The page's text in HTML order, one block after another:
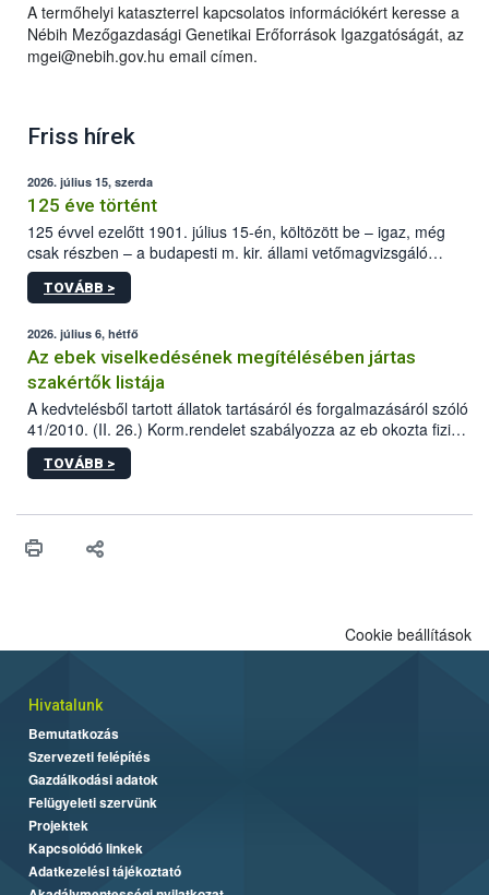
A termőhelyi kataszterrel kapcsolatos információkért keresse a
Nébih Mezőgazdasági Genetikai Erőforrások Igazgatóságát, az
mgei@nebih.gov.hu email címen.
Friss hírek
2026. július 15, szerda
125 éve történt
125 évvel ezelőtt 1901. július 15-én, költözött be – igaz, még
csak részben – a budapesti m. kir. állami vetőmagvizsgáló
állomás a Kis Rókus utca 15. szám alatti, Czigler Győző által
tervezett új épületébe.
TOVÁBB >
2026. július 6, hétfő
Az ebek viselkedésének megítélésében jártas
szakértők listája
A kedvtelésből tartott állatok tartásáról és forgalmazásáról szóló
41/2010. (II. 26.) Korm.rendelet szabályozza az eb okozta fizikai
sérülés, illetve ennek veszélye keletkezésekor felmerülő
hatósági feladatokat, valamint a veszélyes eb tartását és annak
vonni az ebek viselkedésének megítélésében jártas szakértőt.
TOVÁBB >
Cookie beállítások
Hivatalunk
Bemutatkozás
Szervezeti felépítés
Gazdálkodási adatok
Felügyeleti szervünk
Projektek
Kapcsolódó linkek
Adatkezelési tájékoztató